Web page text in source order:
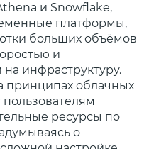
и Snowflake,
платформы,
больших объёмов
и
инфраструктуру.
принципах облачных
пользователям
ресурсы по
о